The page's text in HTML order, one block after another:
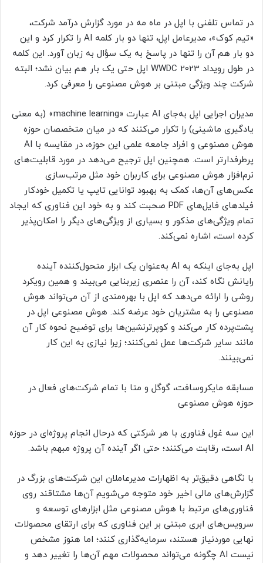
در تماس تلفنی با اپل در ماه مه در مورد گزارش درآمد شرکت،
«تیم کوک»، مدیرعامل اپل، تنها دو بار کلمه AI را تکرار کرد و این
دو بار هم آن را تنها در پاسخ به یک سؤال به زبان آورد. این کلمه
در طول رویداد WWDC 2023 اپل حتی یک بار هم بیان نشد؛ البته
شرکت چند ویژگی مبتنی بر هوش مصنوعی را معرفی کرد.
مدیران اجرایی اپل به‌جای AI عبارت «machine learning» (به معنی
یادگیری ماشینی) را تکرار می‌کنند که در میان متخصصان حوزه
هوش مصنوعی و افراد جامعه علمی این حوزه، در مقایسه با AI
پرطرفدارتر است. همچنین اپل ترجیح می‌دهد در مورد قابلیت‌های
نرم‌افزار هوش مصنوعی برای کاربران خود مثل مرتب‌سازی
عکس‌های آن‌ها، کمک به بهبود توانایی تایپ یا تکمیل خودکار
فیلدهای فایل‌های PDF صحبت کند و به خود این فناوری که ایجاد
تمام ویژگی‌های مذکور و بسیاری از ویژگی‌های دیگر را امکان‌پذیر
کرده است، اشاره نمی‌کند.
اپل به‌جای اینکه به AI به‌عنوان یک ابزار متحول‌کننده آینده
رایانش نگاه کند، آن را عنصری زیربنایی می‌بیند و همین رویکرد
روشی را ارائه می‌دهد که اپل با بهره‌مندی از آن می‌تواند هوش
مصنوعی را به مشتریان خود عرضه کند. هوش مصنوعی اپل در
پشت‌پرده کار می‌کند و کوپرترنشین‌ها برای توضیح نحوه کار آن
مانند سایر شرکت‌ها عمل نمی‌کنند؛ زیرا نیازی به این کار
نمی‌بینند.
مسابقه مایکروسافت، گوگل و متا با تمام شرکت‌های فعال در
حوزه هوش مصنوعی
این سه غول فناوری با هر شرکتی که درحال انجام پروژه‌ای در حوزه
AI است، رقابت می‌کنند؛ حتی اگر آینده آن پروژه مبهم باشد.
با نگاهی دقیق‌تر به اظهارات مدیرعاملان این شرکت‌های بزرگ در
گزارش‌های مالی اخیر خود متوجه می‌شویم آن‌ها مشتاقند روی
فناوری‌های مرتبط با هوش مصنوعی مثل ابزارهای توسعه و
سرویس‌های ابری مبتنی بر این فناوری که برای ارتقای محصولات
نهایی موردنیاز هستند، سرمایه‌گذاری کنند؛ اما هنوز مشخص
نیست AI چگونه می‌تواند محصولات مهم آن‌ها را تغییر دهد و